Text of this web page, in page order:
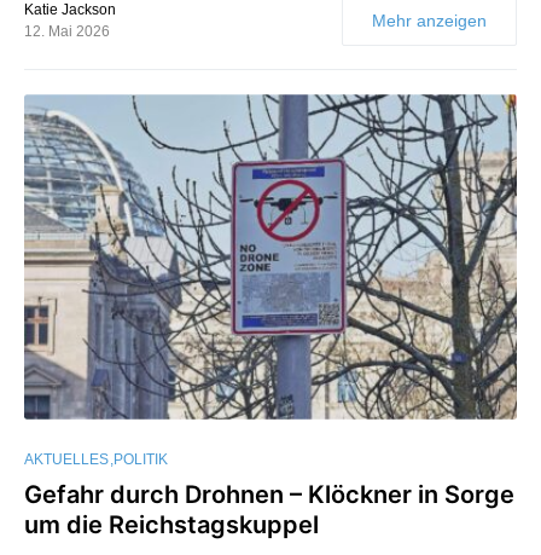
Katie Jackson
12. Mai 2026
Mehr anzeigen
AKTUELLES POLITIK
Gefahr durch Drohnen – Klöckner in Sorge
um die Reichstagskuppel